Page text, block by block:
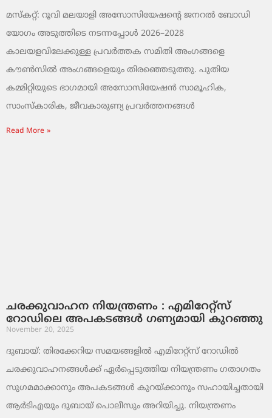
മസ്കറ്റ്: റൂവി മലയാളി അസോസിയേഷന്റെ ജനറൽ ബോഡി
യോഗം അടുത്തിടെ നടന്നപ്പോൾ 2026–2028
കാലയളവിലേക്കുള്ള പ്രവർത്തക സമിതി അംഗങ്ങളെ
കൗൺസിൽ അംഗങ്ങളെയും തിരഞ്ഞെടുത്തു. പുതിയ
കമ്മിറ്റിയുടെ ഭാഗമായി അസോസിയേഷൻ സാമൂഹിക,
സാംസ്‌കാരിക, ജീവകാരുണ്യ പ്രവർത്തനങ്ങൾ
Read More »
ചരക്കുവാഹന നിയന്ത്രണം : എമിറേറ്റ്സ്
റോഡിലെ അപകടങ്ങൾ ഗണ്യമായി കുറഞ്ഞു
November 20, 2025
ദുബായ്: തിരക്കേറിയ സമയങ്ങളിൽ എമിറേറ്റ്സ് റോഡിൽ
ചരക്കുവാഹനങ്ങൾക്ക് ഏർപ്പെടുത്തിയ നിയന്ത്രണം ഗതാഗതം
സുഗമമാക്കാനും അപകടങ്ങൾ കുറയ്ക്കാനും സഹായിച്ചതായി
ആർടിഎയും ദുബായ് പൊലീസും അറിയിച്ചു. നിയന്ത്രണം